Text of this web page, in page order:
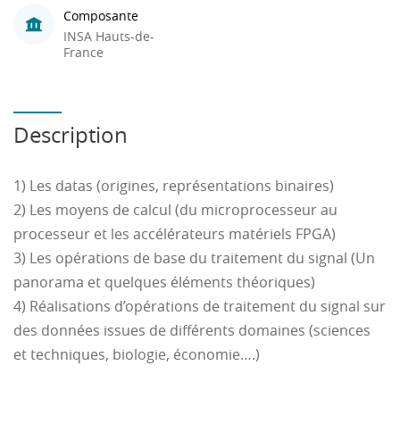
Composante
INSA Hauts-de-
France
Description
1) Les datas (origines, représentations binaires)
2) Les moyens de calcul (du microprocesseur au
processeur et les accélérateurs matériels FPGA)
3) Les opérations de base du traitement du signal (Un
panorama et quelques éléments théoriques)
4) Réalisations d’opérations de traitement du signal sur
des données issues de différents domaines (sciences
et techniques, biologie, économie….)